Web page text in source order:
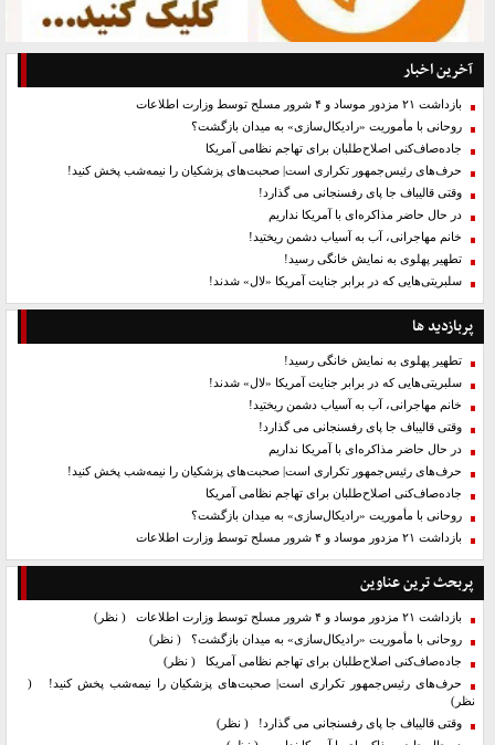
آخرین اخبار
بازداشت ۲۱ مزدور موساد و ۴ شرور مسلح توسط وزارت اطلاعات
روحانی با مأموریت «رادیکال‌سازی» به میدان بازگشت؟
جاده‌صاف‌کنی اصلاح‌طلبان برای تهاجم نظامی آمریکا
حرف‌های رئیس‌جمهور تکراری است| صحبت‌های پزشکیان را نیمه‌شب پخش کنید!
وقتی قالیباف جا پای رفسنجانی می گذارد!
در حال حاضر مذاکره‌ای با آمریکا نداریم
خانم مهاجرانی، آب به آسیاب دشمن ریختید!
تطهیر پهلوی به نمایش خانگی رسید!
سلبریتی‌هایی که در برابر جنایت آمریکا «لال» شدند!
پربازدید ها
تطهیر پهلوی به نمایش خانگی رسید!
سلبریتی‌هایی که در برابر جنایت آمریکا «لال» شدند!
خانم مهاجرانی، آب به آسیاب دشمن ریختید!
وقتی قالیباف جا پای رفسنجانی می گذارد!
در حال حاضر مذاکره‌ای با آمریکا نداریم
حرف‌های رئیس‌جمهور تکراری است| صحبت‌های پزشکیان را نیمه‌شب پخش کنید!
جاده‌صاف‌کنی اصلاح‌طلبان برای تهاجم نظامی آمریکا
روحانی با مأموریت «رادیکال‌سازی» به میدان بازگشت؟
بازداشت ۲۱ مزدور موساد و ۴ شرور مسلح توسط وزارت اطلاعات
پربحث ترین عناوین
بازداشت ۲۱ مزدور موساد و ۴ شرور مسلح توسط وزارت اطلاعات
( نظر)
روحانی با مأموریت «رادیکال‌سازی» به میدان بازگشت؟ ( نظر)
جاده‌صاف‌کنی اصلاح‌طلبان برای تهاجم نظامی آمریکا
( نظر)
حرف‌های رئیس‌جمهور تکراری است| صحبت‌های پزشکیان را نیمه‌شب پخش کنید!
(
نظر)
وقتی قالیباف جا پای رفسنجانی می گذارد! ( نظر)